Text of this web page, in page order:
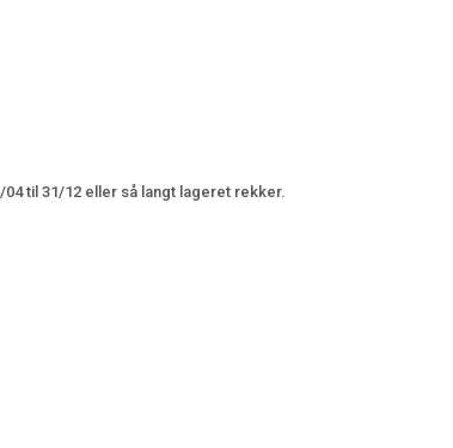
til 31/12 eller så langt lageret rekker.